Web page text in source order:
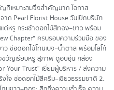
ที่เหมาะสมจึงสำคัญมาก โอกาส
ก Pearl Florist House วันเปิดบริษัท
หรู กระเช้าดอกไม้สีทอง–ขาว พร้อม
Chapter” ครบรอบความร่วมมือ ของ
ช่อดอกไม้โทนเบจ–น้ำตาล พร้อมโลโก้
ญเรียบหรู สุภาพ ดูอบอุ่น กล่อง
Your Trust” เยี่ยมผู้บริหาร / ส่งความ
ใจ ช่อดอกไม้สีครีม–เขียวธรรมชาติ 2.